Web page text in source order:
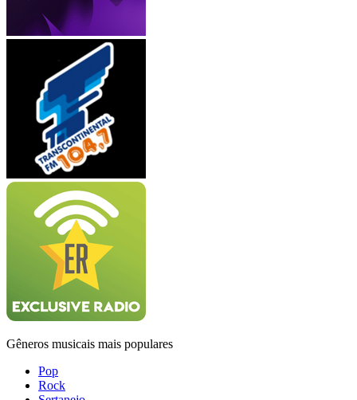
Gêneros musicais mais populares
Pop
Rock